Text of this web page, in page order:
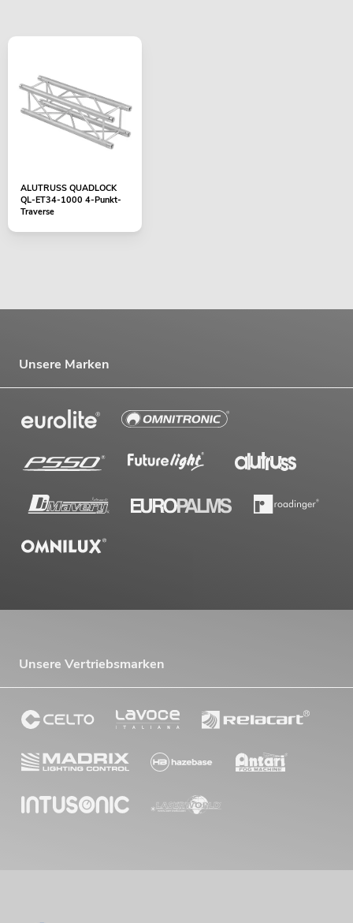
ALUTRUSS QUADLOCK
QL-ET34-1000 4-Punkt-
Traverse
Unsere Marken
Unsere Vertriebsmarken